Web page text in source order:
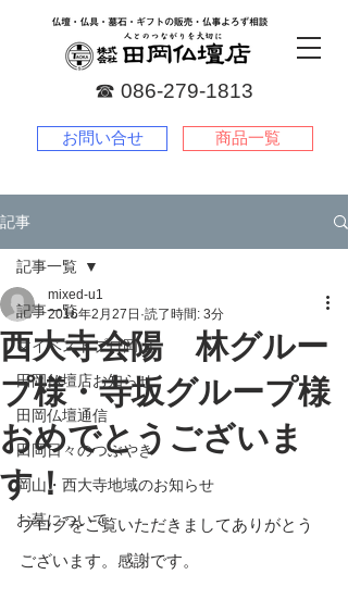
☎︎ 086-279-1813
お問い合せ 商品一覧
記事
記事一覧
マイベストプロ岡山
田岡仏壇店お知らせ
田岡仏壇通信
田岡日々のつぶやき
岡山・西大寺地域のお知らせ
お墓について
記事一覧
西大寺会陽 林グルー
プ様・寺坂グループ様
おめでとうございま
す！
mixed-u1
2016年2月27日 読了時間: 3分
ブログをご覧いただきましてありがとう
ございます。感謝です。